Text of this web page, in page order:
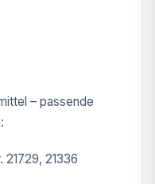
– passende
21729, 21336